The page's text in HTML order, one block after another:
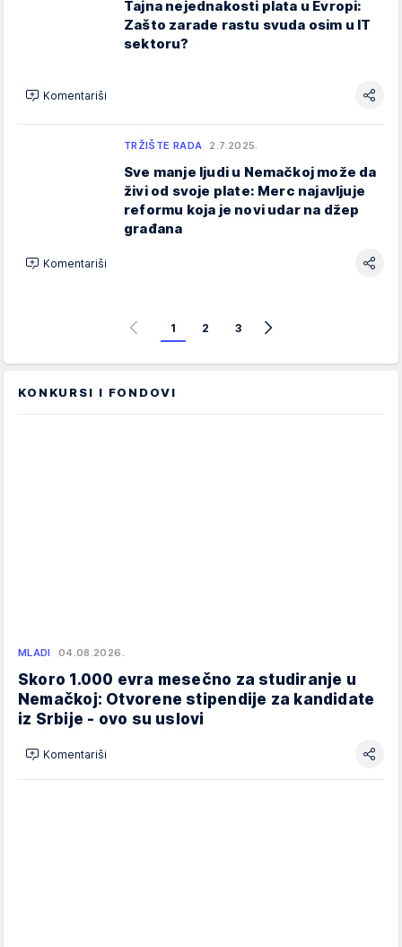
Tajna nejednakosti plata u Evropi:
Zašto zarade rastu svuda osim u IT
sektoru?
Komentariši
TRŽIŠTE RADA 2.7.2025.
Sve manje ljudi u Nemačkoj može da
živi od svoje plate: Merc najavljuje
reformu koja je novi udar na džep
građana
Komentariši
1 2 3
KONKURSI I FONDOVI
MLADI 04.08.2026.
Skoro 1.000 evra mesečno za studiranje u
Nemačkoj: Otvorene stipendije za kandidate
iz Srbije - ovo su uslovi
Komentariši